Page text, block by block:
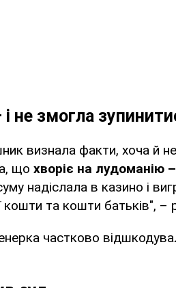
не змогла
визнала факти, хоча й
що хворіє на лудоманію
надіслала в казино і
кошти та кошти батьків", –
частково